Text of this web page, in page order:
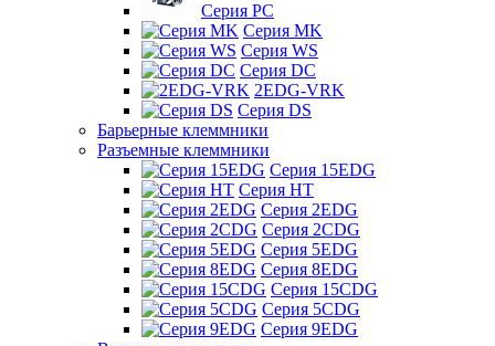
Серия PC
Серия MK
Серия WS
Серия DC
2EDG-VRK
Серия DS
Барьерные клеммники
Разъемные клеммники
Серия 15EDG
Серия HT
Серия 2EDG
Серия 2CDG
Серия 5EDG
Серия 8EDG
Серия 15CDG
Серия 5CDG
Серия 9EDG